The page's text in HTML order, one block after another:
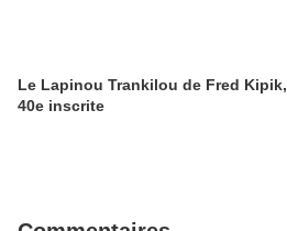
Le Lapinou Trankilou de Fred Kipik,
40e inscrite